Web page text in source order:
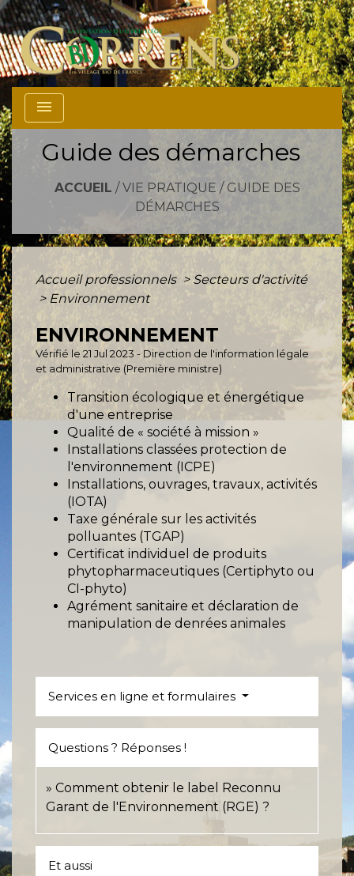
menu
Guide des démarches
ACCUEIL / VIE PRATIQUE / GUIDE DES
DÉMARCHES
Accueil professionnels > Secteurs d'activité
> Environnement
ENVIRONNEMENT
Vérifié le 21 Jul 2023 - Direction de l'information légale
et administrative (Première ministre)
Transition écologique et énergétique
d'une entreprise
Qualité de « société à mission »
Installations classées protection de
l'environnement (ICPE)
Installations, ouvrages, travaux, activités
(IOTA)
Taxe générale sur les activités
polluantes (TGAP)
Certificat individuel de produits
phytopharmaceutiques (Certiphyto ou
CI-phyto)
Agrément sanitaire et déclaration de
manipulation de denrées animales
Services en ligne et formulaires
Questions ? Réponses !
Comment obtenir le label Reconnu
Garant de l'Environnement (RGE) ?
Et aussi